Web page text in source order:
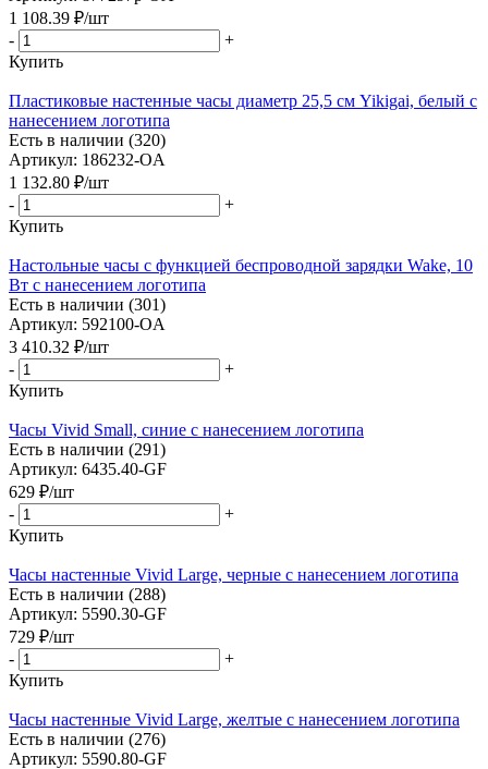
1 108.39 ₽/шт
-
+
Купить
Пластиковые настенные часы диаметр 25,5 см Yikigai, белый с
нанесением логотипа
Есть в наличии (320)
Артикул: 186232-OA
1 132.80 ₽/шт
-
+
Купить
Настольные часы с функцией беспроводной зарядки Wake, 10
Вт с нанесением логотипа
Есть в наличии (301)
Артикул: 592100-OA
3 410.32 ₽/шт
-
+
Купить
Часы Vivid Small, синие с нанесением логотипа
Есть в наличии (291)
Артикул: 6435.40-GF
629 ₽/шт
-
+
Купить
Часы настенные Vivid Large, черные с нанесением логотипа
Есть в наличии (288)
Артикул: 5590.30-GF
729 ₽/шт
-
+
Купить
Часы настенные Vivid Large, желтые с нанесением логотипа
Есть в наличии (276)
Артикул: 5590.80-GF